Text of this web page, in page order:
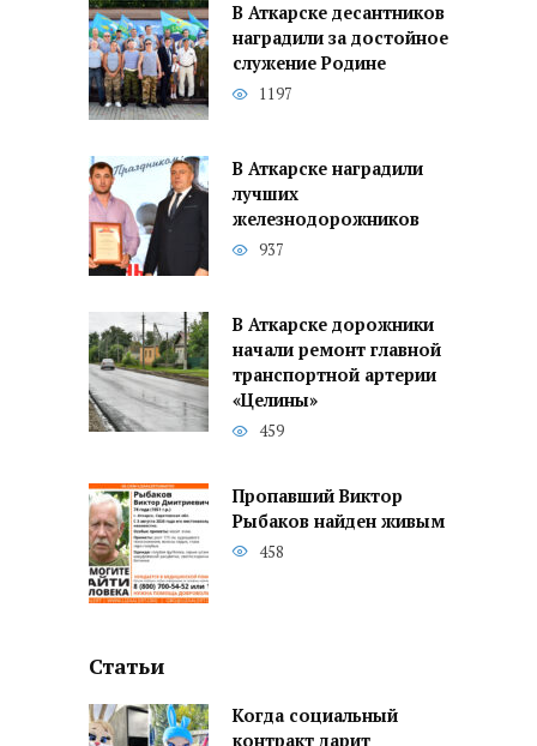
В Аткарске десантников
наградили за достойное
служение Родине
1197
В Аткарске наградили
лучших
железнодорожников
937
В Аткарске дорожники
начали ремонт главной
транспортной артерии
«Целины»
459
Пропавший Виктор
Рыбаков найден живым
458
Статьи
Когда социальный
контракт дарит